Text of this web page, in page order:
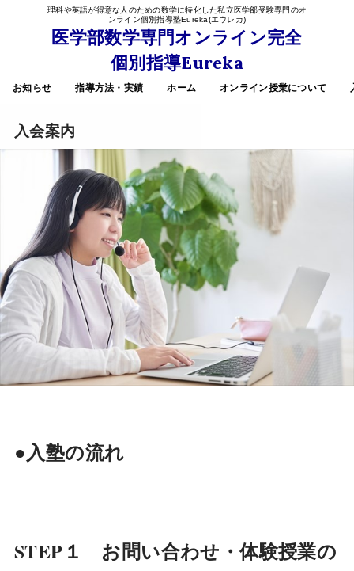
理科や英語が得意な人のための数学に特化した私立医学部受験専門のオ
ンライン個別指導塾Eureka(エウレカ)
医学部数学専門オンライン完全
個別指導Eureka
お知らせ 指導方法・実績 ホーム オンライン授業について
入会案内
●入塾の流れ
STEP１ お問い合わせ・体験授業の